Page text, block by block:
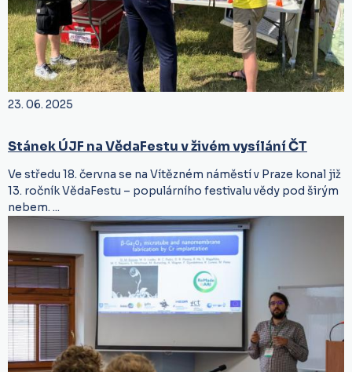
23. 06. 2025
Stánek ÚJF na VědaFestu v živém vysílání ČT
Ve středu 18. června se na Vítězném náměstí v Praze konal již
13. ročník VědaFestu – populárního festivalu vědy pod širým
nebem. ...